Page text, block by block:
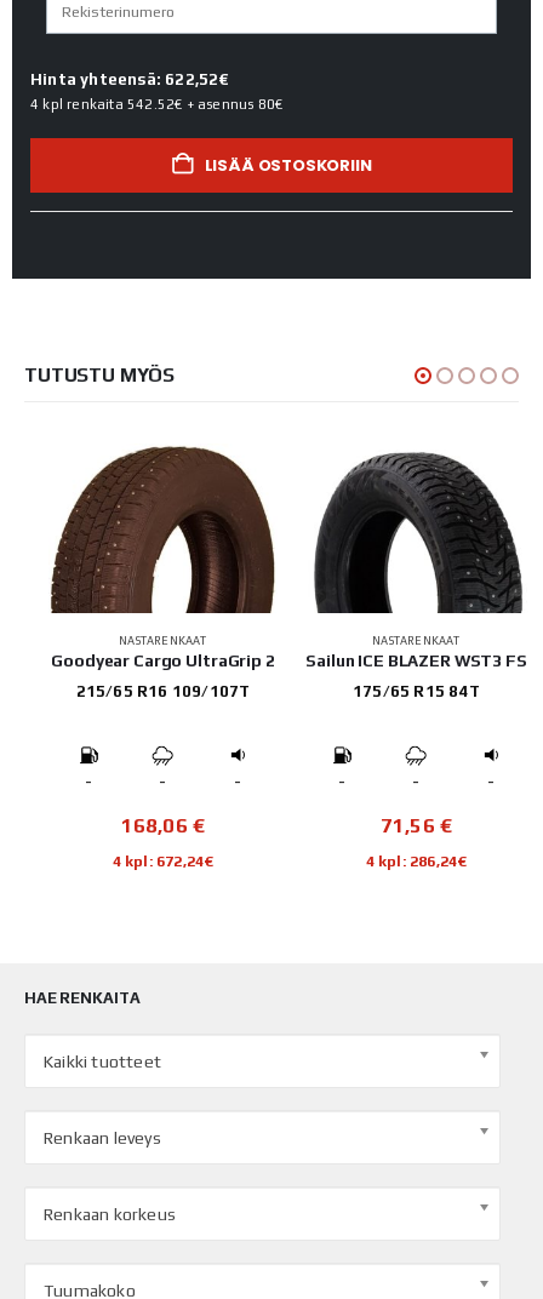
Hinta yhteensä: 622,52€
4 kpl renkaita 542.52€ + asennus 80€
LISÄÄ OSTOSKORIIN
TUTUSTU MYÖS
NASTARENKAAT
Goodyear Cargo UltraGrip 2
215/65 R16 109/107T
- - -
168,06€
4 kpl: 672,24€
NASTARENKAAT
Sailun ICE BLAZER WST3 FS
175/65 R15 84T
- - -
71,56 €
4 kpl: 286,24€
HAE RENKAITA
Kaikki tuotteet
Renkaan leveys
Renkaan korkeus
Tuumakoko